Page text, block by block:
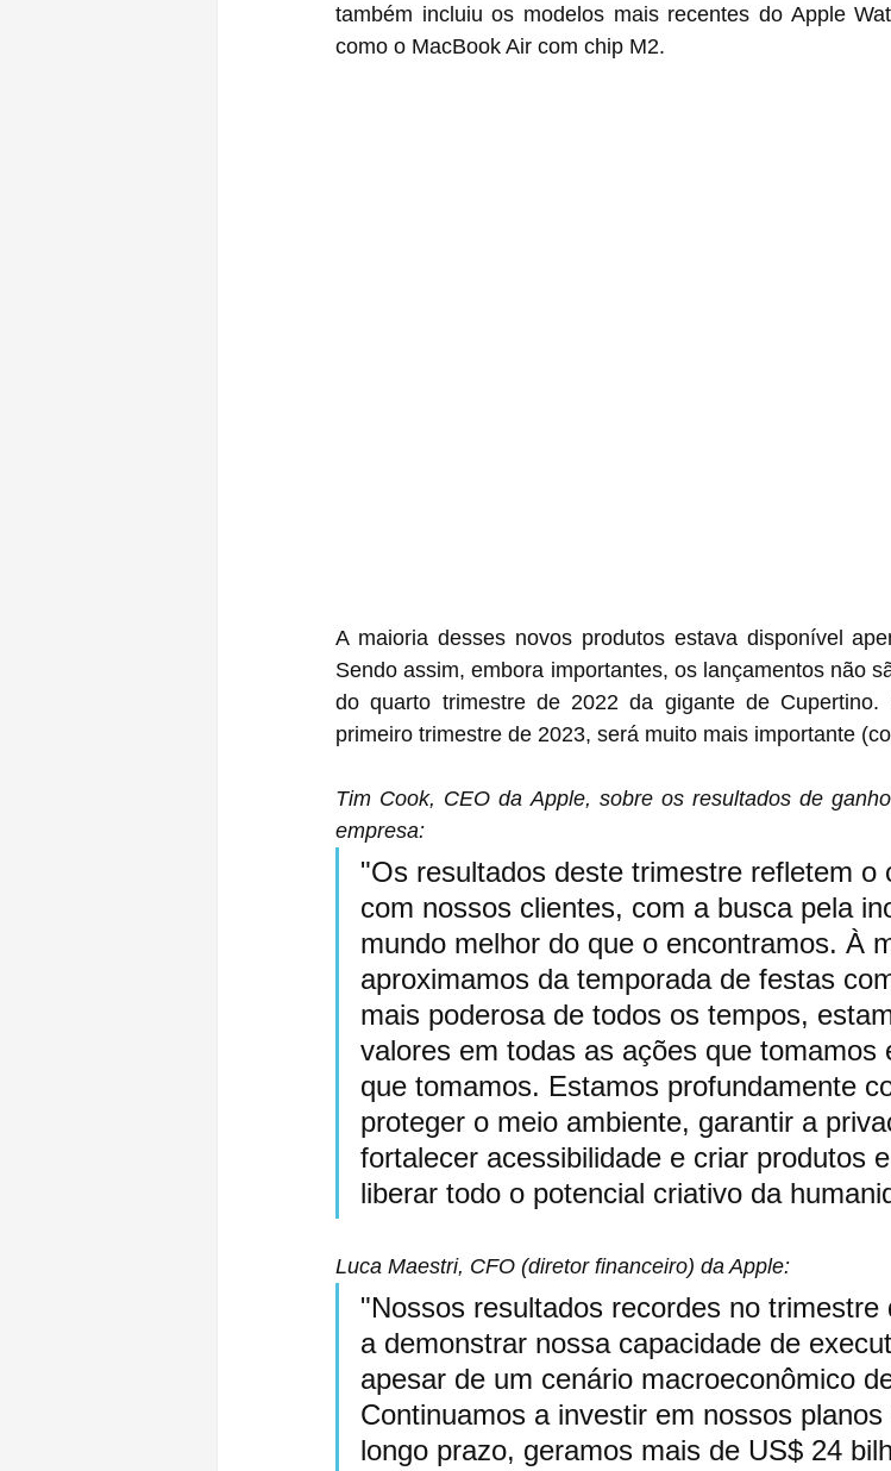
também incluiu os modelos mais recentes do Apple
como o MacBook Air com chip M2.
A maioria desses novos produtos estava disponível
Sendo assim, embora importantes, os lançamentos não
do quarto trimestre de 2022 da gigante de
primeiro trimestre de 2023, será muito mais importante
Tim Cook, CEO da Apple, sobre os resultados de
empresa:
"Os resultados deste trimestre refletem o
com nossos clientes, com a busca pela
mundo melhor do que o encontramos. À
aproximamos da temporada de festas
mais poderosa de todos os tempos,
valores em todas as ações que tomamos
que tomamos. Estamos profundamente
proteger o meio ambiente, garantir a
fortalecer acessibilidade e criar produtos
liberar todo o potencial criativo da
Luca Maestri, CFO (diretor financeiro) da Apple:
"Nossos resultados recordes no
a demonstrar nossa capacidade de
apesar de um cenário macroeconômico
Continuamos a investir em nossos
longo prazo, geramos mais de US$ 24